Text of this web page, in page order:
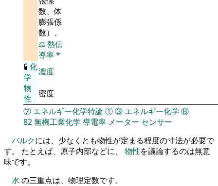
数、体
膨張係
数）、
⚖️熱伝
導率*
🧪 化
学
物
性
濃度
密度
⑦ エネルギー化学特論①③ エネルギー化学 ⑧
82無機工業化学 導電率 メーター センサー
バルクには、少なくとも物性が定まる程度の寸法が必要で
す。 たとえば、原子内部などに、 物性を議論するのは無意
味です。
水 の三重点は、物理定数です。